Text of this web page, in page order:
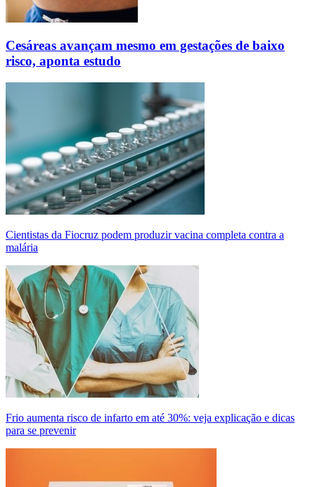
Cesáreas avançam mesmo em gestações de baixo
risco, aponta estudo
Cientistas da Fiocruz podem produzir vacina completa contra a
malária
Frio aumenta risco de infarto em até 30%: veja explicação e dicas
para se prevenir